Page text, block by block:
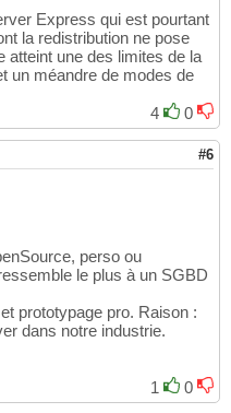
Express qui est pourtant
la redistribution ne pose
atteint une des limites de la
un méandre de modes de
4
0
#6
perso ou
le plus à un SGBD
prototypage pro. Raison :
dans notre industrie.
1
0